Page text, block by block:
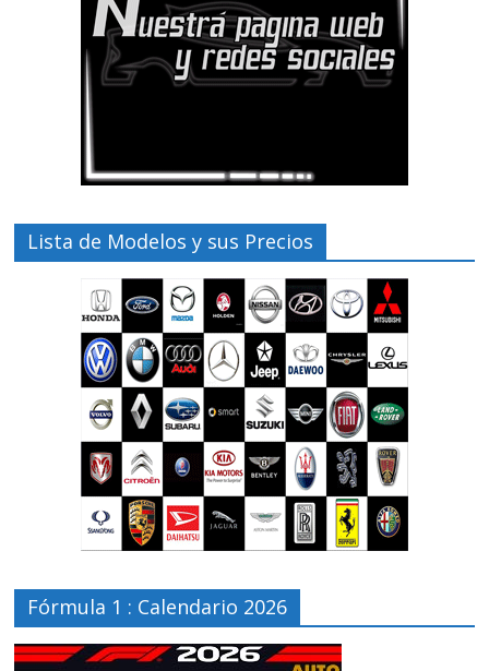
Lista de Modelos y sus Precios
Fórmula 1 : Calendario 2026